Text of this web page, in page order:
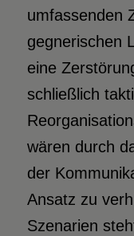
umfassenden
gegnerischen
eine
schließlich
wären durch
der
Ansatz zu
Szenarien